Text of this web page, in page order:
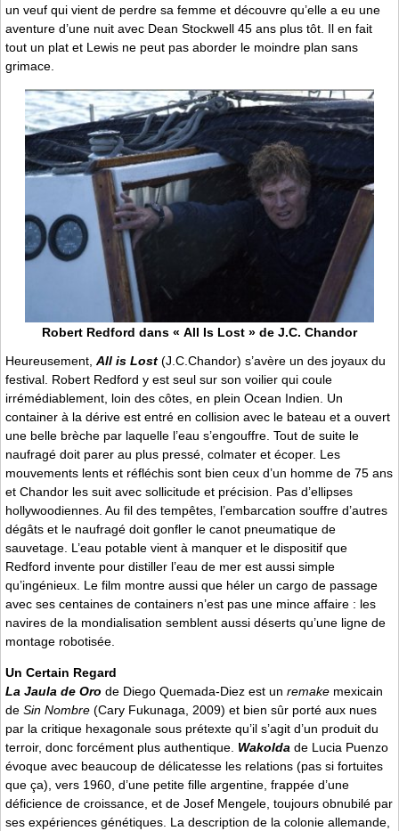
un veuf qui vient de perdre sa femme et découvre qu’elle a eu une
aventure d’une nuit avec Dean Stockwell 45 ans plus tôt. Il en fait
tout un plat et Lewis ne peut pas aborder le moindre plan sans
grimace.
Robert Redford dans « All Is Lost » de J.C. Chandor
Heureusement, All is Lost (J.C.Chandor) s’avère un des joyaux du
festival. Robert Redford y est seul sur son voilier qui coule
irrémédiablement, loin des côtes, en plein Ocean Indien. Un
container à la dérive est entré en collision avec le bateau et a ouvert
une belle brèche par laquelle l’eau s’engouffre. Tout de suite le
naufragé doit parer au plus pressé, colmater et écoper. Les
mouvements lents et réfléchis sont bien ceux d’un homme de 75 ans
et Chandor les suit avec sollicitude et précision. Pas d’ellipses
hollywoodiennes. Au fil des tempêtes, l’embarcation souffre d’autres
dégâts et le naufragé doit gonfler le canot pneumatique de
sauvetage. L’eau potable vient à manquer et le dispositif que
Redford invente pour distiller l’eau de mer est aussi simple
qu’ingénieux. Le film montre aussi que héler un cargo de passage
avec ses centaines de containers n’est pas une mince affaire : les
navires de la mondialisation semblent aussi déserts qu’une ligne de
montage robotisée.
Un Certain Regard
La Jaula de Oro de Diego Quemada-Diez est un remake mexicain
de Sin Nombre (Cary Fukunaga, 2009) et bien sûr porté aux nues
par la critique hexagonale sous prétexte qu’il s’agit d’un produit du
terroir, donc forcément plus authentique. Wakolda de Lucia Puenzo
évoque avec beaucoup de délicatesse les relations (pas si fortuites
que ça), vers 1960, d’une petite fille argentine, frappée d’une
déficience de croissance, et de Josef Mengele, toujours obnubilé par
ses expériences génétiques. La description de la colonie allemande,